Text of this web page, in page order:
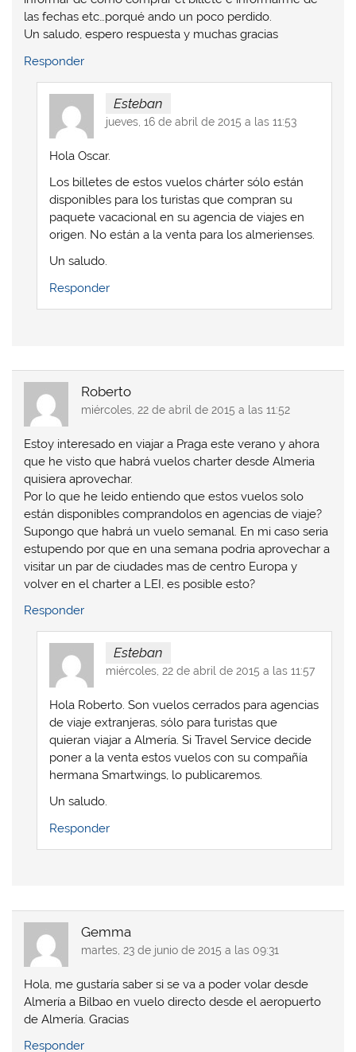
las fechas etc…porqué ando un poco perdido.
Un saludo, espero respuesta y muchas gracias
Responder
Esteban
jueves, 16 de abril de 2015 a las 11:53
Hola Oscar.
Los billetes de estos vuelos chárter sólo están
disponibles para los turistas que compran su
paquete vacacional en su agencia de viajes en
origen. No están a la venta para los almerienses.
Un saludo.
Responder
Roberto
miércoles, 22 de abril de 2015 a las 11:52
Estoy interesado en viajar a Praga este verano y ahora
que he visto que habrá vuelos charter desde Almeria
quisiera aprovechar.
Por lo que he leido entiendo que estos vuelos solo
están disponibles comprandolos en agencias de viaje?
Supongo que habrá un vuelo semanal. En mi caso seria
estupendo por que en una semana podria aprovechar a
visitar un par de ciudades mas de centro Europa y
volver en el charter a LEI, es posible esto?
Responder
Esteban
miércoles, 22 de abril de 2015 a las 11:57
Hola Roberto. Son vuelos cerrados para agencias
de viaje extranjeras, sólo para turistas que
quieran viajar a Almería. Si Travel Service decide
poner a la venta estos vuelos con su compañía
hermana Smartwings, lo publicaremos.
Un saludo.
Responder
Gemma
martes, 23 de junio de 2015 a las 09:31
Hola, me gustaría saber si se va a poder volar desde
Almería a Bilbao en vuelo directo desde el aeropuerto
de Almería. Gracias
Responder